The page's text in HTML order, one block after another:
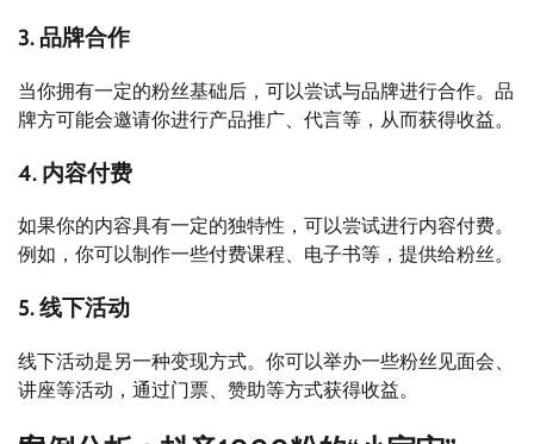
3. 品牌合作
当你拥有一定的粉丝基础后，可以尝试与品牌进行合作。品
牌方可能会邀请你进行产品推广、代言等，从而获得收益。
4. 内容付费
如果你的内容具有一定的独特性，可以尝试进行内容付费。
例如，你可以制作一些付费课程、电子书等，提供给粉丝。
5. 线下活动
线下活动是另一种变现方式。你可以举办一些粉丝见面会、
讲座等活动，通过门票、赞助等方式获得收益。